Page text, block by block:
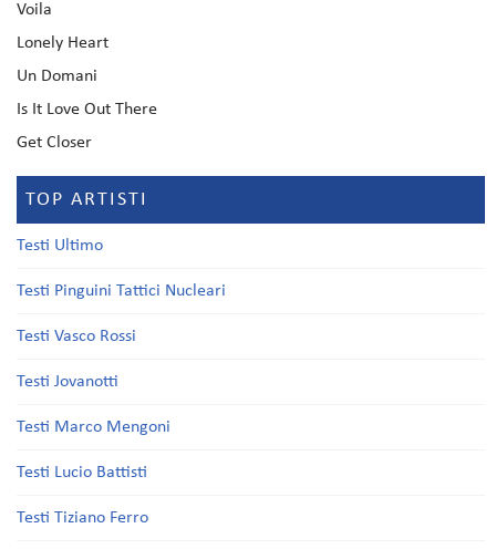
Voila
Lonely Heart
Un Domani
Is It Love Out There
Get Closer
TOP ARTISTI
Testi Ultimo
Testi Pinguini Tattici Nucleari
Testi Vasco Rossi
Testi Jovanotti
Testi Marco Mengoni
Testi Lucio Battisti
Testi Tiziano Ferro